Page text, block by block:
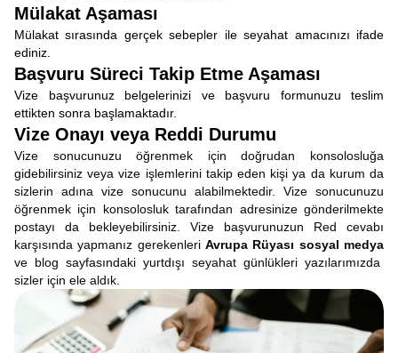
Mülakat Aşaması
Mülakat sırasında gerçek sebepler ile seyahat amacınızı ifade
ediniz.
Başvuru Süreci Takip Etme Aşaması
Vize başvurunuz belgelerinizi ve başvuru formunuzu teslim
ettikten sonra başlamaktadır.
Vize Onayı veya Reddi Durumu
Vize sonucunuzu öğrenmek için doğrudan konsolosluğa
gidebilirsiniz veya vize işlemlerini takip eden kişi ya da kurum da
sizlerin adına vize sonucunu alabilmektedir. Vize sonucunuzu
öğrenmek için konsolosluk tarafından adresinize gönderilmekte
postayı da bekleyebilirsiniz. Vize başvurunuzun Red cevabı
karşısında yapmanız gerekenleri Avrupa Rüyası sosyal medya
ve blog sayfasındaki yurtdışı seyahat günlükleri yazılarımızda
sizler için ele aldık.